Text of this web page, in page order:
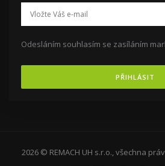
Odesláním souhlasím se zasíláním
PŘIHLÁSIT
2026 © REMACH UH s.r.o., všechna